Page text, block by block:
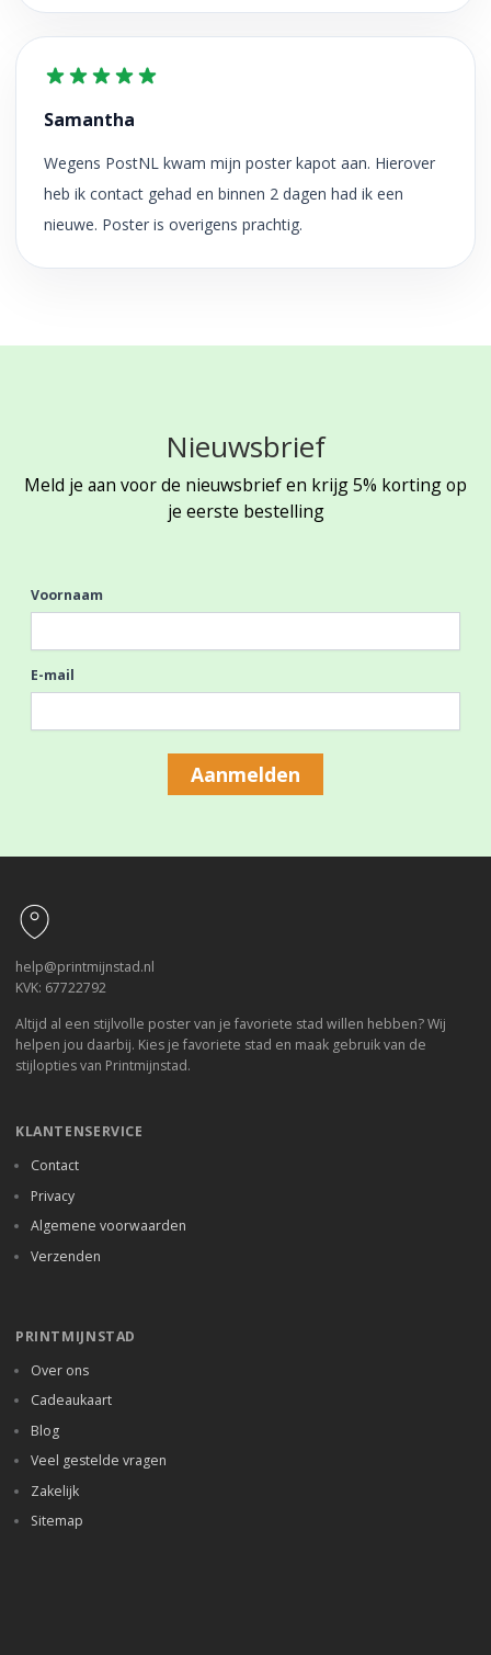
Samantha
Wegens PostNL kwam mijn poster kapot aan. Hierover
heb ik contact gehad en binnen 2 dagen had ik een
nieuwe. Poster is overigens prachtig.
Nieuwsbrief
Meld je aan voor de nieuwsbrief en krijg 5% korting op
je eerste bestelling
Voornaam
E-mail
Aanmelden
help@printmijnstad.nl
KVK: 67722792
Altijd al een stijlvolle poster van je favoriete stad willen hebben? Wij
helpen jou daarbij. Kies je favoriete stad en maak gebruik van de
stijlopties van Printmijnstad.
KLANTENSERVICE
Contact
Privacy
Algemene voorwaarden
Verzenden
PRINTMIJNSTAD
Over ons
Cadeaukaart
Blog
Veel gestelde vragen
Zakelijk
Sitemap